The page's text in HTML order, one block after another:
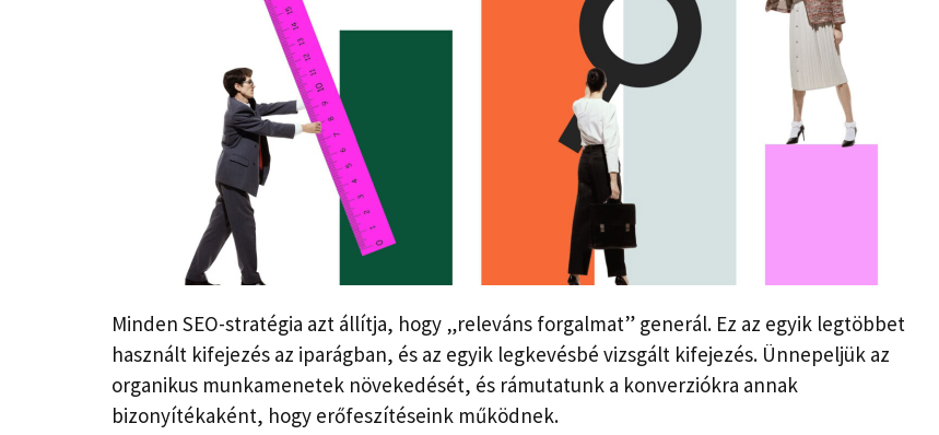
Minden SEO-stratégia azt állítja, hogy „releváns forgalmat” generál. Ez az egyik legtöbbet
használt kifejezés az iparágban, és az egyik legkevésbé vizsgált kifejezés. Ünnepeljük az
organikus munkamenetek növekedését, és rámutatunk a konverziókra annak
bizonyítékaként, hogy erőfeszítéseink működnek.